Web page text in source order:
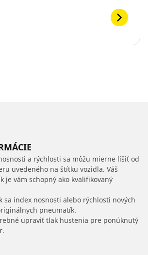
a rýchlosti sa môžu mierne líšiť od
uvedeného na štítku vozidla. Váš
je vám schopný ako kvalifikovaný
sa index nosnosti alebo rýchlosti nových
pneumatík.
upraviť tlak hustenia pre ponúknutý